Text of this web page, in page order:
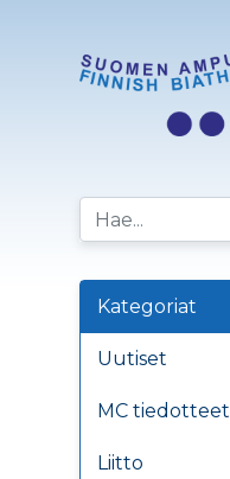
Kategoriat
Uutiset
MC tiedotteet
Liitto